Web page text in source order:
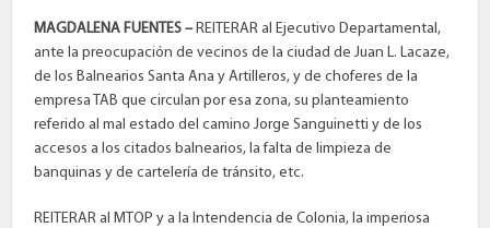
MAGDALENA FUENTES – REITERAR al Ejecutivo Departamental,
ante la preocupación de vecinos de la ciudad de Juan L. Lacaze,
de los Balnearios Santa Ana y Artilleros, y de choferes de la
empresa TAB que circulan por esa zona, su planteamiento
referido al mal estado del camino Jorge Sanguinetti y de los
accesos a los citados balnearios, la falta de limpieza de
banquinas y de cartelería de tránsito, etc.
REITERAR al MTOP y a la Intendencia de Colonia, la imperiosa